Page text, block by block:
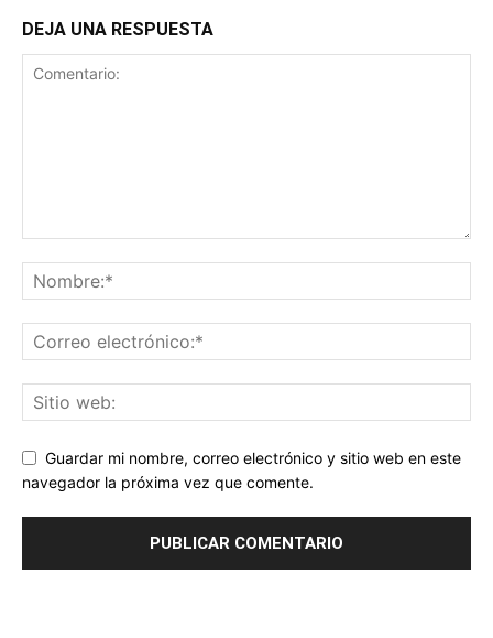
DEJA UNA RESPUESTA
Guardar mi nombre, correo electrónico y sitio web en este
navegador la próxima vez que comente.